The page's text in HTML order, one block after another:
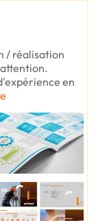
/ réalisation
en